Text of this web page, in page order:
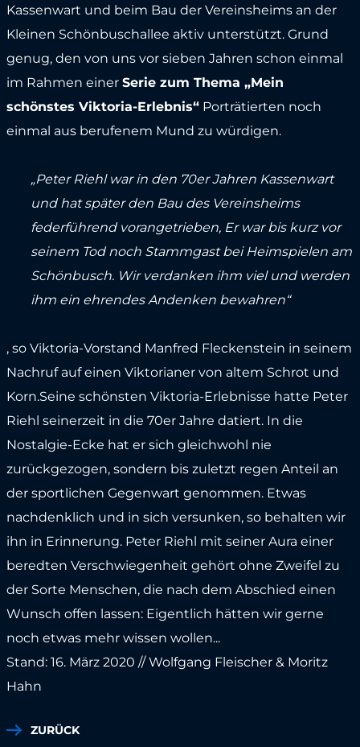
Kassenwart und beim Bau der Vereinsheims an der
Kleinen Schönbuschallee aktiv unterstützt. Grund
genug, den von uns vor sieben Jahren schon einmal
im Rahmen einer Serie zum Thema „Mein
schönstes Viktoria-Erlebnis“Porträtierten noch
einmal aus berufenem Mund zu würdigen.
„Peter Riehl war in den 70er Jahren Kassenwart
und hat später den Bau des Vereinsheims
federführend vorangetrieben, Er war bis kurz vor
seinem Tod noch Stammgast bei Heimspielen am
Schönbusch. Wir verdanken ihm viel und werden
ihm ein ehrendes Andenken bewahren“
, so Viktoria-Vorstand Manfred Fleckenstein in seinem
Nachruf auf einen Viktorianer von altem Schrot und
Korn.Seine schönsten Viktoria-Erlebnisse hatte Peter
Riehl seinerzeit in die 70er Jahre datiert. In die
Nostalgie-Ecke hat er sich gleichwohl nie
zurückgezogen, sondern bis zuletzt regen Anteil an
der sportlichen Gegenwart genommen. Etwas
nachdenklich und in sich versunken, so behalten wir
ihn in Erinnerung. Peter Riehl mit seiner Aura einer
beredten Verschwiegenheit gehört ohne Zweifel zu
der Sorte Menschen, die nach dem Abschied einen
Wunsch offen lassen: Eigentlich hätten wir gerne
noch etwas mehr wissen wollen...
Stand: 16. März 2020 // Wolfgang Fleischer & Moritz
Hahn
ZURÜCK